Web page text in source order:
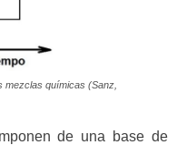
mezclas químicas (Sanz,
de una base de